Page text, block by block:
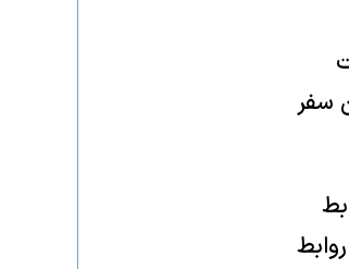
سفر
آن روابط